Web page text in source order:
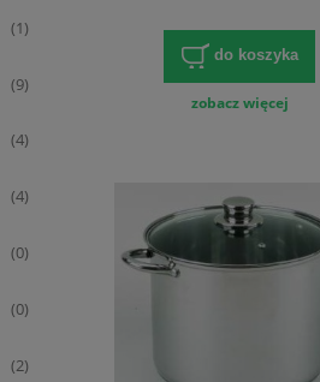
(1)
(9)
(4)
(4)
(0)
(0)
(2)
do koszyka
zobacz więcej